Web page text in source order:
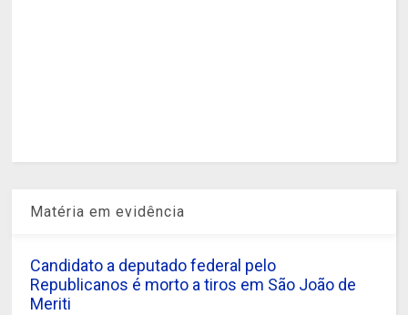
Matéria em evidência
Candidato a deputado federal pelo
Republicanos é morto a tiros em São João de
Meriti